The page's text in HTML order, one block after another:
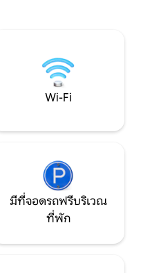
Wi-Fi
มีที่จอดรถฟรีบริเวณ
ที่พัก